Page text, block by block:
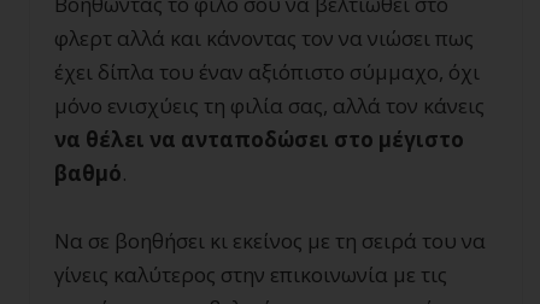
φλερτ αλλά και κάνοντας τον να νιώσει πως
έχει δίπλα του έναν αξιόπιστο σύμμαχο, όχι
μόνο ενισχύεις τη φιλία σας, αλλά τον κάνεις
να θέλει να ανταποδώσει στο μέγιστο
βαθμό.
Να σε βοηθήσει κι εκείνος με τη σειρά του να
γίνεις καλύτερος στην επικοινωνία με τις